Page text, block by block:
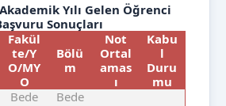
Yılı Gelen Öğrenci
Sonuçları
Fakül
te/Y
O/MY
O
Bölü
m
Not
Ortal
amas
ı
Kabu
l
Duru
mu
Bede
Bede